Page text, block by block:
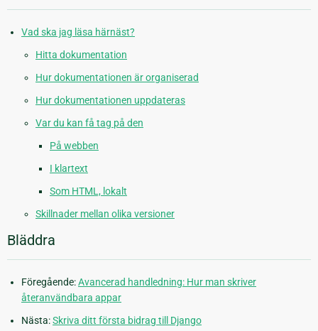
Vad ska jag läsa härnäst?
Hitta dokumentation
Hur dokumentationen är organiserad
Hur dokumentationen uppdateras
Var du kan få tag på den
På webben
I klartext
Som HTML, lokalt
Skillnader mellan olika versioner
Bläddra
Föregående:Avancerad handledning: Hur man skriver
återanvändbara appar
Nästa:Skriva ditt första bidrag till Django